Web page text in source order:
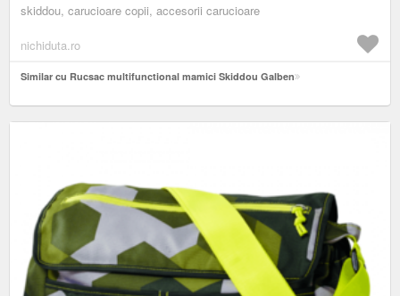
skiddou, carucioare copii, accesorii carucioare
nichiduta.ro
Similar cu Rucsac multifunctional mamici Skiddou Galben